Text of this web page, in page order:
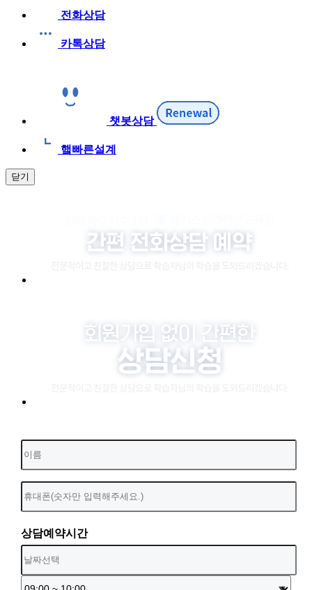
전화상담
카톡상담
챗봇상담
햌빠른설계
닫기
상담예약시간